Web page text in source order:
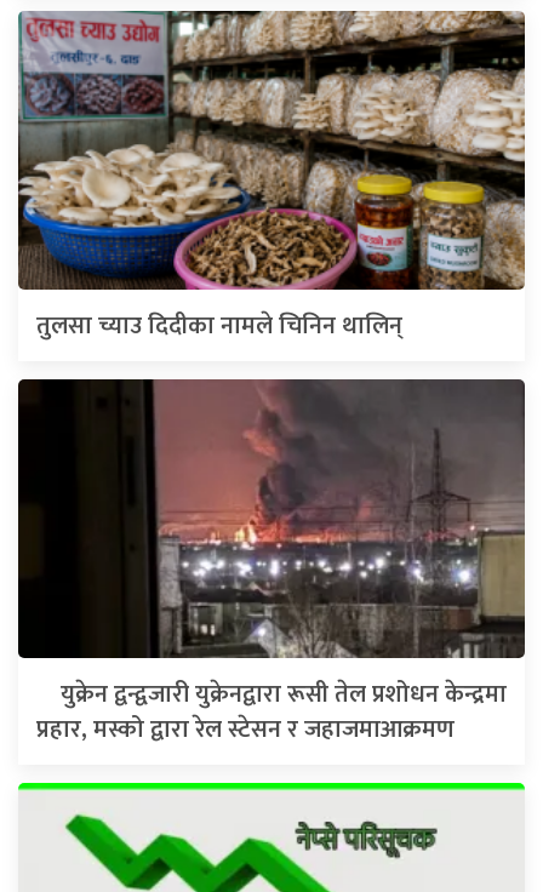
तुलसा च्याउ दिदीका नामले चिनिन थालिन्
युक्रेन द्वन्द्वजारी युक्रेनद्वारा रूसी तेल प्रशोधन केन्द्रमा
प्रहार, मस्को द्वारा रेल स्टेसन र जहाजमाआक्रमण